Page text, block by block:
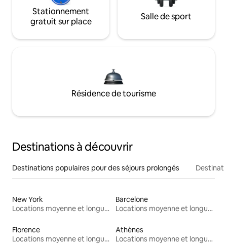
Stationnement
gratuit sur place
Salle de sport
Résidence de tourisme
Destinations à découvrir
Destinations populaires pour des séjours prolongés
New York
Locations moyenne et longue durée
Barcelone
Locations moyenne et longue durée
Florence
Locations moyenne et longue durée
Athènes
Locations moyenne et longue durée